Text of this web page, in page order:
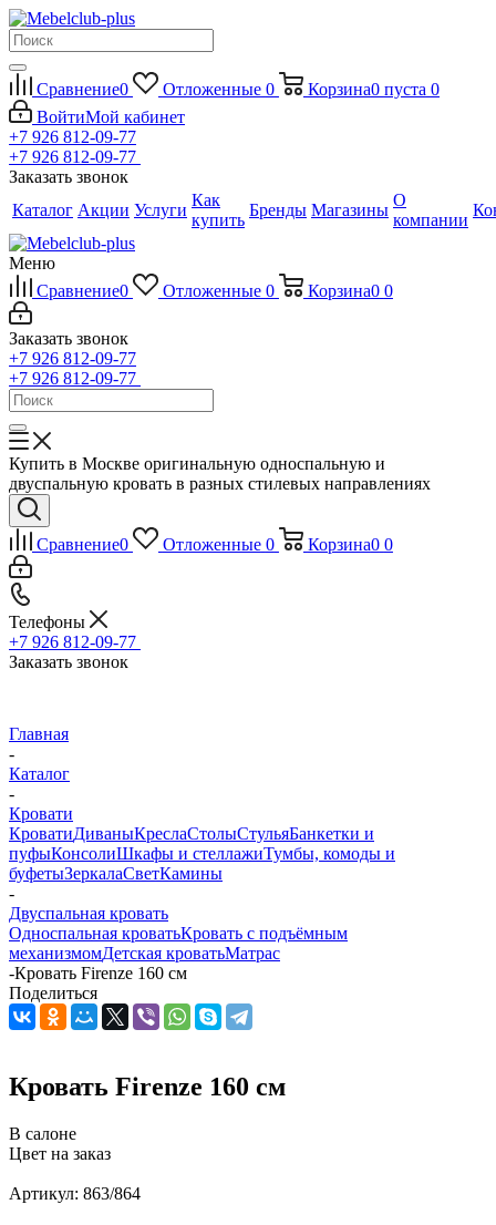
Сравнение0 Отложенные 0 Корзина0 пуста 0
ВойтиМой кабинет
+7 926 812-09-77
+7 926 812-09-77
Заказать звонок
Каталог Акции Услуги
Как
купить
Бренды Магазины
О
компании
Меню
Сравнение0 Отложенные 0 Корзина0 0
Заказать звонок
+7 926 812-09-77
+7 926 812-09-77
Купить в Москве оригинальную односпальную и
двуспальную кровать в разных стилевых направлениях
Сравнение0 Отложенные 0 Корзина0 0
Телефоны
+7 926 812-09-77
Заказать звонок
Главная
-
Каталог
-
Кровати
КроватиДиваныКреслаСтолыСтульяБанкетки и
пуфыКонсолиШкафы и стеллажиТумбы, комоды и
буфетыЗеркалаСветКамины
-
Двуспальная кровать
Односпальная кроватьКровать с подъёмным
механизмомДетская кроватьМатрас
-Кровать Firenze 160 см
Поделиться
Кровать Firenze 160 см
В салоне
Цвет на заказ
Артикул: 863/864